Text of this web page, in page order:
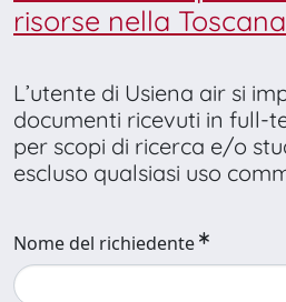
risorse nella
L’utente di Usiena air si
documenti ricevuti in full-
per scopi di ricerca e/o
escluso qualsiasi uso
Nome del richiedente